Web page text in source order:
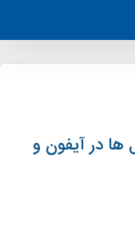
در آیفون و